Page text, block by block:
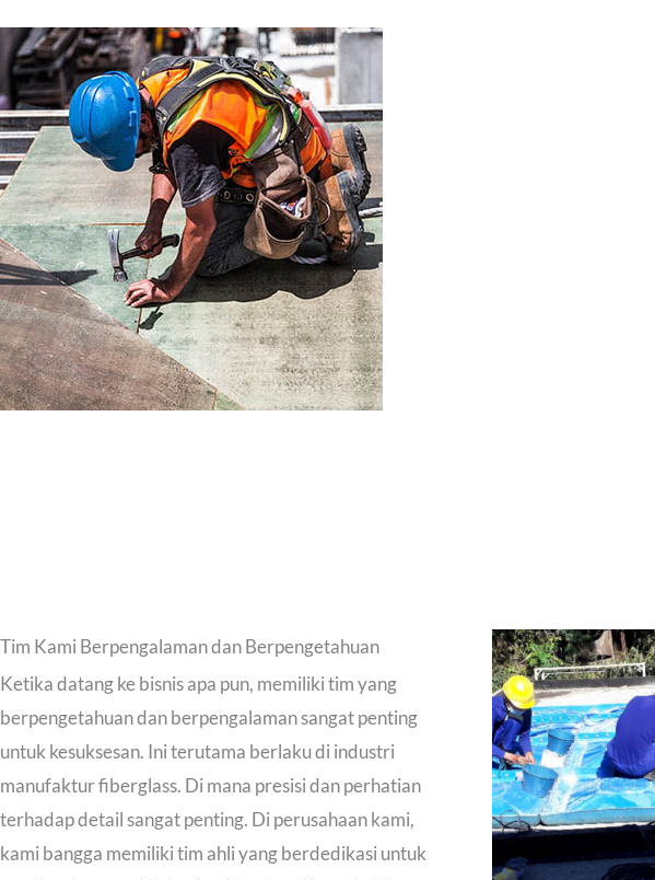
Tim Kami Berpengalaman dan Berpengetahuan
Ketika datang ke bisnis apa pun, memiliki tim yang
berpengetahuan dan berpengalaman sangat penting
untuk kesuksesan. Ini terutama berlaku di industri
manufaktur fiberglass. Di mana presisi dan perhatian
terhadap detail sangat penting. Di perusahaan kami,
kami bangga memiliki tim ahli yang berdedikasi untuk